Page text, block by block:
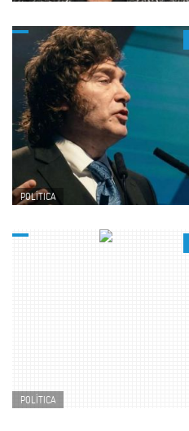
POLÍTICA
POLÍTICA